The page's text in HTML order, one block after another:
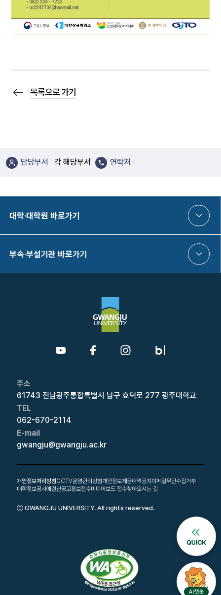
목록으로 가기
담당부서 각 해당부서 연락처
대학·대학원 바로가기
부속·부설기관 바로가기
주소
61743 전남광주통합특별시 남구 효덕로 277 광주대학교
TEL
062-670-2114
E-mail
gwangju@gwangju.ac.kr
개인정보처리방침CCTV운영관리방침개인정보제공내역공지이메일무단수집거부
대학정보공시예결산공고홍보접수미디어보드 접수찾아오시는 길
ⓒ GWANGJU UNIVERSITY. All rights reserved.